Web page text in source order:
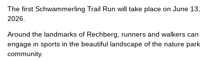
The first Schwammerling Trail Run will take place on June 13,
2026.
Around the landmarks of Rechberg, runners and walkers can
engage in sports in the beautiful landscape of the nature park
community.